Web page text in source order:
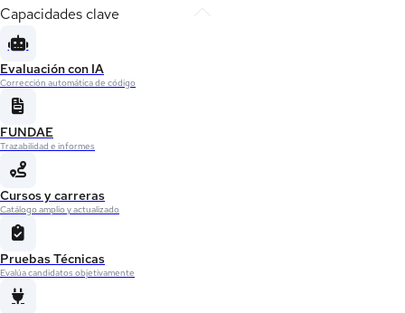
Capacidades clave
Evaluación con IA
Corrección automática de código
FUNDAE
Trazabilidad e informes
Cursos y carreras
Catálogo amplio y actualizado
Pruebas Técnicas
Evalúa candidatos objetivamente